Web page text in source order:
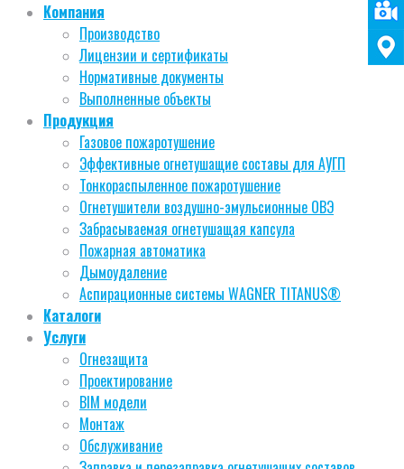
Компания
Производство
Лицензии и сертификаты
Нормативные документы
Выполненные объекты
Продукция
Газовое пожаротушение
Эффективные огнетушащие составы для АУГП
Тонкораспыленное пожаротушение
Огнетушители воздушно-эмульсионные ОВЭ
Забрасываемая огнетушащая капсула
Пожарная автоматика
Дымоудаление
Аспирационные системы WAGNER TITANUS®
Каталоги
Услуги
Огнезащита
Проектирование
BIM модели
Монтаж
Обслуживание